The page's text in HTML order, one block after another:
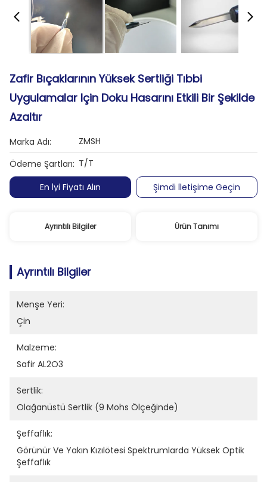
Zafir Bıçaklarının Yüksek Sertliği Tıbbi
Uygulamalar Için Doku Hasarını Etkili Bir Şekilde
Azaltır
Marka Adı:
ZMSH
Ödeme Şartları: T/T
En İyi Fiyatı Alın
Şimdi İletişime Geçin
Ayrıntılı Bilgiler Ürün Tanımı
Ayrıntılı Bilgiler
Menşe Yeri:
Çin
Malzeme:
Safir AL2O3
Sertlik:
Olağanüstü Sertlik (9 Mohs Ölçeğinde)
Şeffaflık:
Görünür Ve Yakın Kızılötesi Spektrumlarda Yüksek Optik
Şeffaflık